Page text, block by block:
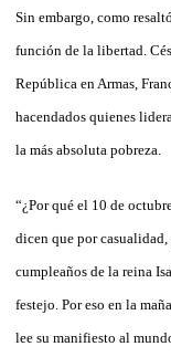
Sin embargo, como
función de la libertad.
República en Armas,
hacendados quienes
la más absoluta pobreza.
“¿Por qué el 10 de
dicen que por
cumpleaños de la reina
festejo. Por eso en la
lee su manifiesto al